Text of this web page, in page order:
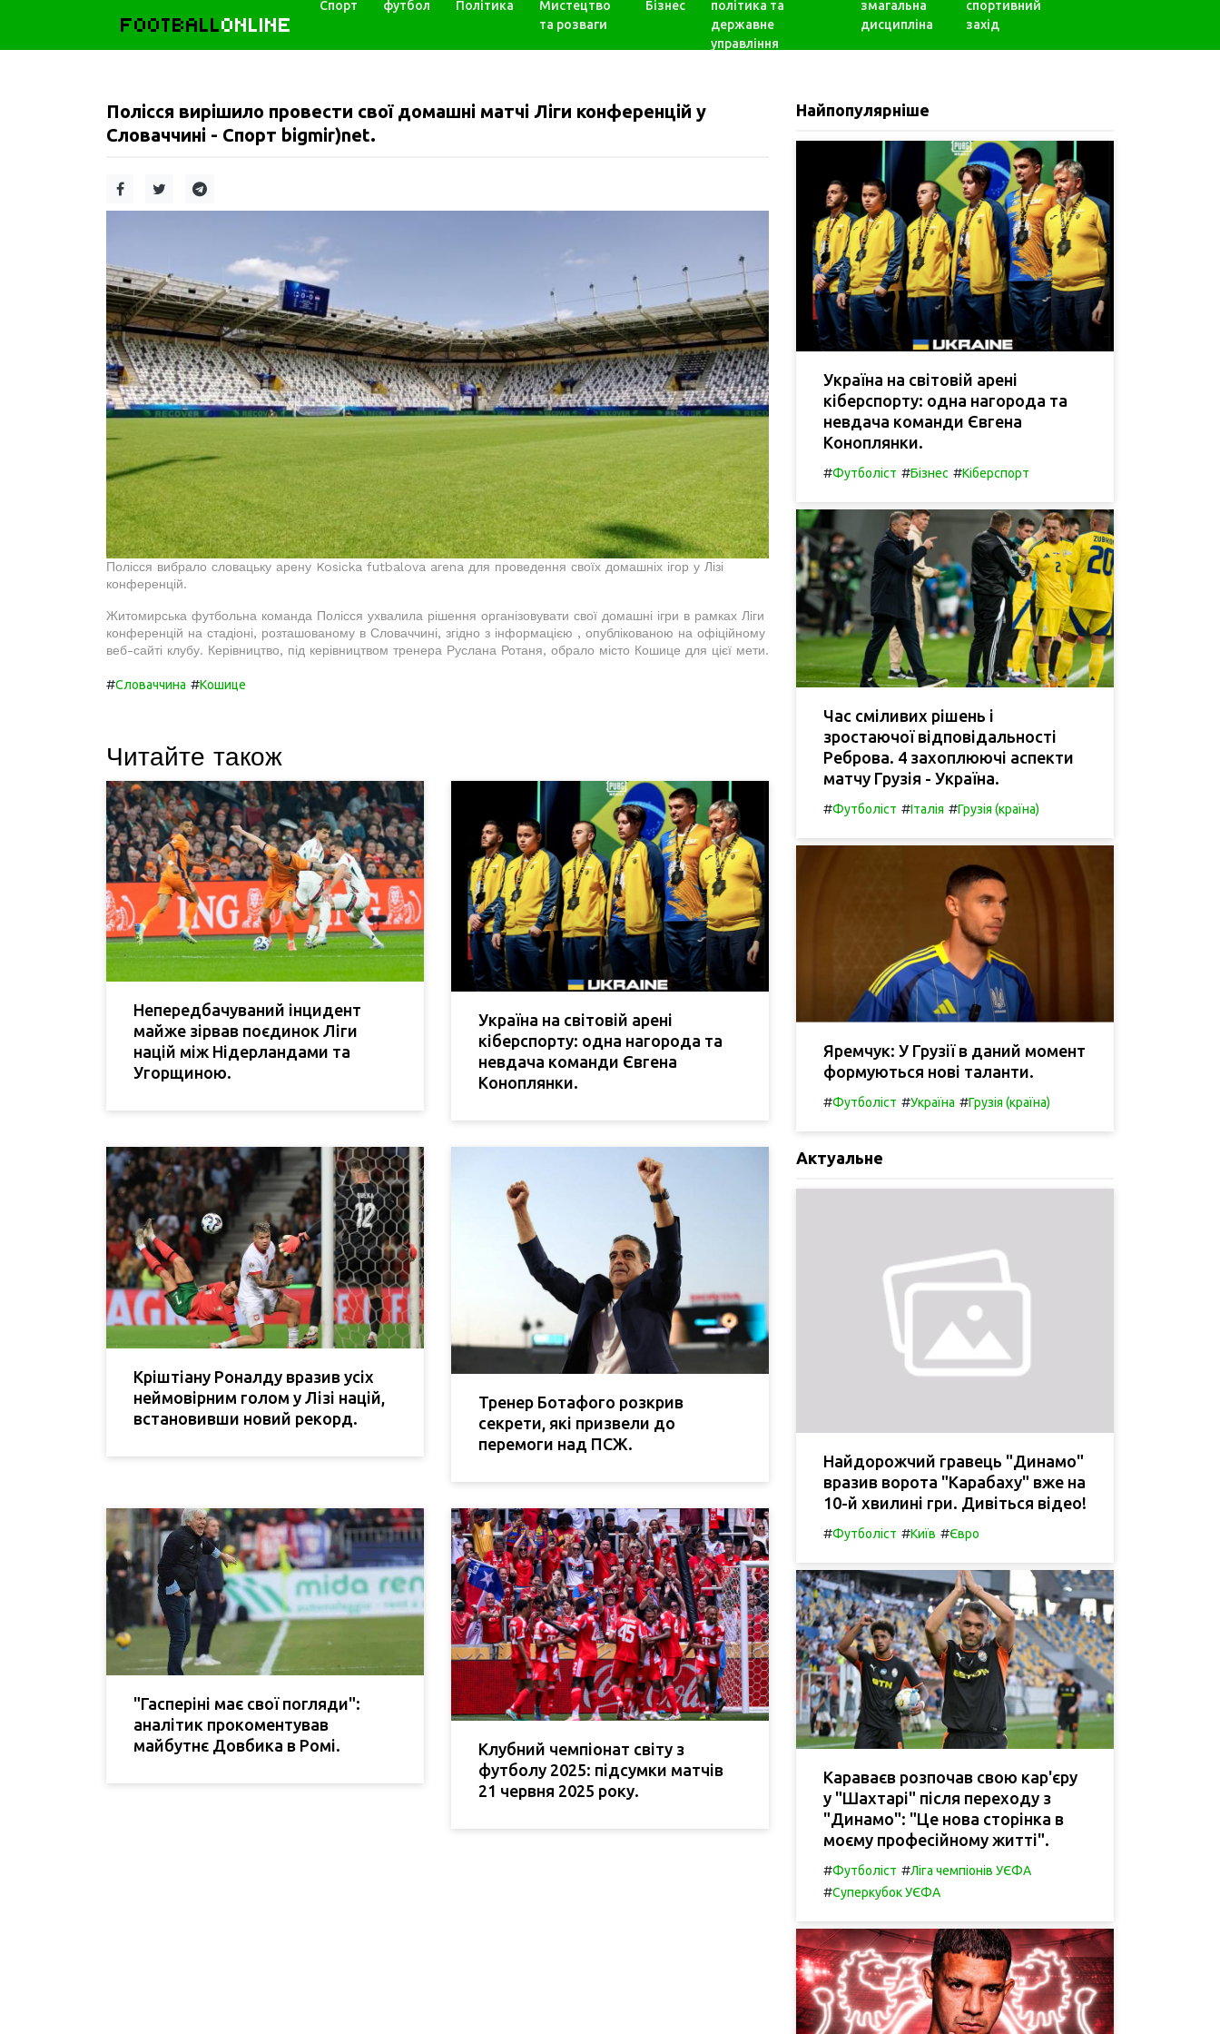
FOOTBALLONLINE
Спорт футбол Політика
Мистецтво
та розваги
Бізнес
політика та
державне
управління
змагальна
дисципліна
спортивний
захід
Полісся вирішило провести свої домашні матчі Ліги конференцій у
Словаччині - Спорт bigmir)net.
Полісся вибрало словацьку арену Kosicka futbalova arena для проведення своїх домашніх ігор у Лізі
конференцій.
Житомирська футбольна команда Полісся ухвалила рішення організовувати свої домашні ігри в рамках Ліги
конференцій на стадіоні, розташованому в Словаччині, згідно з інформацією , опублікованою на офіційному
веб-сайті клубу. Керівництво, під керівництвом тренера Руслана Ротаня, обрало місто Кошице для цієї мети.
#Словаччина #Кошице
Читайте також
Непередбачуваний інцидент
майже зірвав поєдинок Ліги
націй між Нідерландами та
Угорщиною.
Україна на світовій арені
кіберспорту: одна нагорода та
невдача команди Євгена
Коноплянки.
Кріштіану Роналду вразив усіх
неймовірним голом у Лізі націй,
встановивши новий рекорд.
Тренер Ботафого розкрив
секрети, які призвели до
перемоги над ПСЖ.
"Гасперіні має свої погляди":
аналітик прокоментував
майбутнє Довбика в Ромі.
Клубний чемпіонат світу з
футболу 2025: підсумки матчів
21 червня 2025 року.
Найпопулярніше
Україна на світовій арені
кіберспорту: одна нагорода та
невдача команди Євгена
Коноплянки.
#Футболіст #Бізнес #Кіберспорт
Час сміливих рішень і
зростаючої відповідальності
Реброва. 4 захоплюючі аспекти
матчу Грузія - Україна.
#Футболіст #Італія #Грузія (країна)
Яремчук: У Грузії в даний момент
формуються нові таланти.
#Футболіст #Україна #Грузія (країна)
Актуальне
Найдорожчий гравець "Динамо"
вразив ворота "Карабаху" вже на
10-й хвилині гри. Дивіться відео!
#Футболіст #Київ #Євро
Караваєв розпочав свою кар'єру
у "Шахтарі" після переходу з
"Динамо": "Це нова сторінка в
моєму професійному житті".
#Футболіст #Ліга чемпіонів УЄФА
#Суперкубок УЄФА